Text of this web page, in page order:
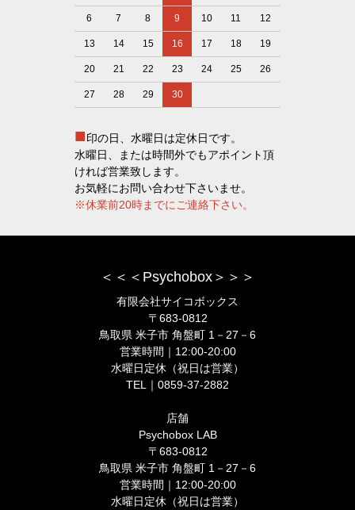
6 7 8 9 10 11 12
13 14 15 16 17 18 19
20 21 22 23 24 25 26
27 28 29 30
■印の日、水曜日は定休日です。
水曜日、または時間外でもアポイント頂
ければ営業致します。
お気軽にお問い合わせ下さいませ。
※休業前20時までにご連絡下さい。
＜＜＜Psychobox＞＞＞
有限会社サイコボックス
〒683-0812
鳥取県 米子市 角盤町 1－27－6
営業時間｜12:00-20:00
水曜日定休（祝日は営業）
TEL｜0859-37-2882
店舗
Psychobox LAB
〒683-0812
鳥取県 米子市 角盤町 1－27－6
営業時間｜12:00-20:00
水曜日定休（祝日は営業）